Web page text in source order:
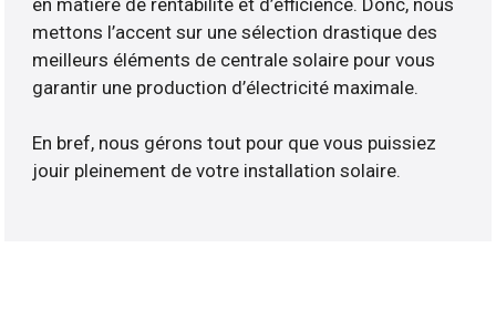
en matière de rentabilité et d’efficience. Donc, nous
mettons l’accent sur une sélection drastique des
meilleurs éléments de centrale solaire pour vous
garantir une production d’électricité maximale.
En bref, nous gérons tout pour que vous puissiez
jouir pleinement de votre installation solaire.